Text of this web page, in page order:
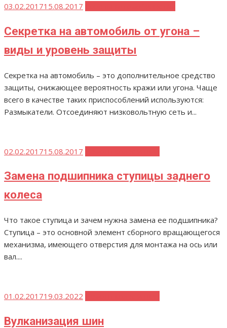
Опубликовано
03.02.201715.08.2017
Секретка на автомобиль от угона –
виды и уровень защиты
Секретка на автомобиль – это дополнительное средство
защиты, снижающее вероятность кражи или угона. Чаще
всего в качестве таких приспособлений используются:
Размыкатели. Отсоединяют низковольтную сеть и...
Опубликовано
02.02.201715.08.2017
Замена подшипника ступицы заднего
колеса
Что такое ступица и зачем нужна замена ее подшипника?
Ступица – это основной элемент сборного вращающегося
механизма, имеющего отверстия для монтажа на ось или
вал....
Опубликовано
01.02.201719.03.2022
Вулканизация шин